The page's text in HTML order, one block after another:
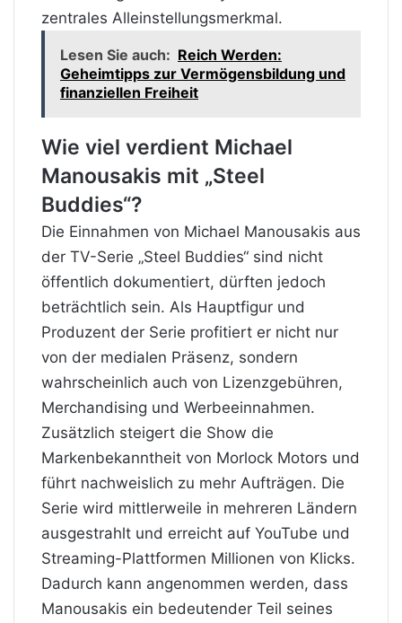
zentrales Alleinstellungsmerkmal.
Lesen Sie auch: Reich Werden:
Geheimtipps zur Vermögensbildung und
finanziellen Freiheit
Wie viel verdient Michael
Manousakis mit „Steel
Buddies“?
Die Einnahmen von Michael Manousakis aus
der TV-Serie „Steel Buddies“ sind nicht
öffentlich dokumentiert, dürften jedoch
beträchtlich sein. Als Hauptfigur und
Produzent der Serie profitiert er nicht nur
von der medialen Präsenz, sondern
wahrscheinlich auch von Lizenzgebühren,
Merchandising und Werbeeinnahmen.
Zusätzlich steigert die Show die
Markenbekanntheit von Morlock Motors und
führt nachweislich zu mehr Aufträgen. Die
Serie wird mittlerweile in mehreren Ländern
ausgestrahlt und erreicht auf YouTube und
Streaming-Plattformen Millionen von Klicks.
Dadurch kann angenommen werden, dass
Manousakis ein bedeutender Teil seines